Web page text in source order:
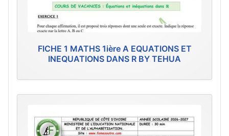
FICHE 1 MATHS 1ière A EQUATIONS ET
INEQUATIONS DANS R BY TEHUA